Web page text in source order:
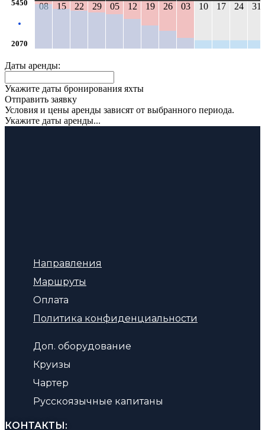
5450
2070
08
15 22 29 05 12 19 26 03 10 17 24 31
Даты аренды:
Укажите даты бронирования яхты
Отправить заявку
Условия и цены аренды зависят от выбранного периода.
Укажите даты аренды...
Направления
Маршруты
Оплата
Политика конфиденциальности
Доп. оборудование
Круизы
Чартер
Русскоязычные капитаны
КОНТАКТЫ: